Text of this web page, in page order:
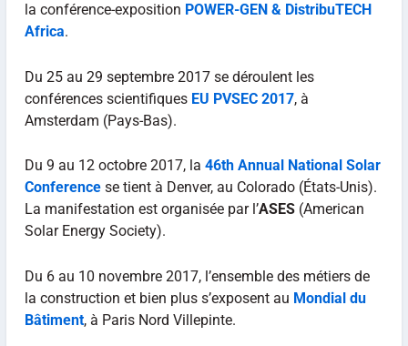
la conférence-exposition POWER-GEN & DistribuTECH
Africa.
Du 25 au 29 septembre 2017 se déroulent les
conférences scientifiques EU PVSEC 2017, à
Amsterdam (Pays-Bas).
Du 9 au 12 octobre 2017, la 46th Annual National Solar
Conferencese tient à Denver, au Colorado (États-Unis).
La manifestation est organisée par l’ASES(American
Solar Energy Society).
Du 6 au 10 novembre 2017, l’ensemble des métiers de
la construction et bien plus s’exposent au Mondial du
Bâtiment, à Paris Nord Villepinte.